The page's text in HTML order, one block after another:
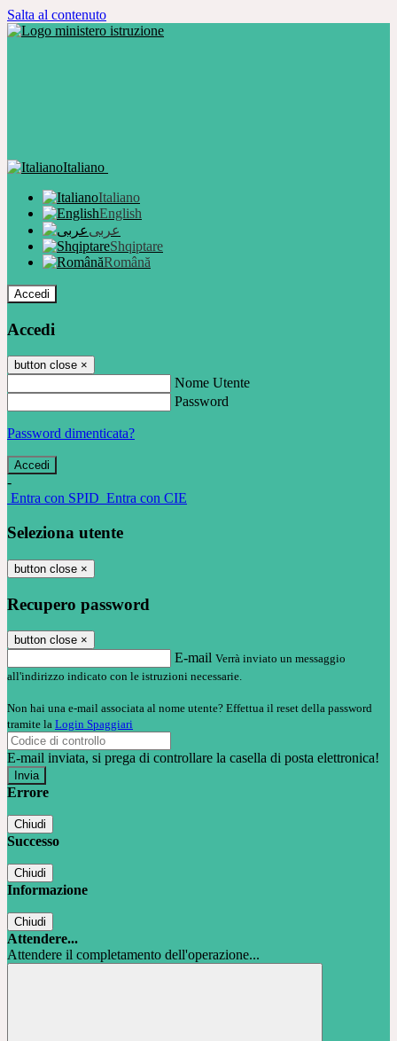
Salta al contenuto
Italiano
Italiano
English
عربى
Shqiptare
Română
Accedi
Accedi
button close ×
Nome Utente
Password
Password dimenticata?
-
Entra con SPID Entra con CIE
Seleziona utente
button close ×
Recupero password
button close ×
E-mail Verrà inviato un messaggio
all'indirizzo indicato con le istruzioni necessarie.
Non hai una e-mail associata al nome utente? Effettua il reset della password
tramite la Login Spaggiari
E-mail inviata, si prega di controllare la casella di posta elettronica!
Errore
Chiudi
Successo
Chiudi
Informazione
Chiudi
Attendere...
Attendere il completamento dell'operazione...